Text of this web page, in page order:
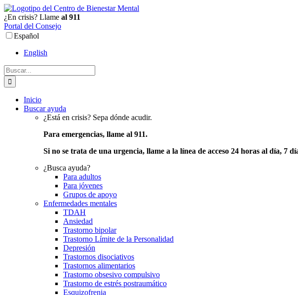
Ir
al
contenido
¿En crisis? Llame al 911
Portal del Consejo
Español
English
Buscar:
Inicio
Buscar ayuda
¿Está en crisis? Sepa dónde acudir.
Para emergencias, llame al 911.
Si no se trata de una urgencia, llame a la línea de acceso 24 horas al día, 7
¿Busca ayuda?
Para adultos
Para jóvenes
Grupos de apoyo
Enfermedades mentales
TDAH
Ansiedad
Trastorno bipolar
Trastorno Límite de la Personalidad
Depresión
Trastornos disociativos
Trastornos alimentarios
Trastorno obsesivo compulsivo
Trastorno de estrés postraumático
Esquizofrenia